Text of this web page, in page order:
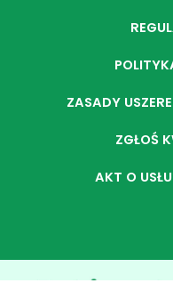
ZASADY
ZGŁOŚ
AKT O